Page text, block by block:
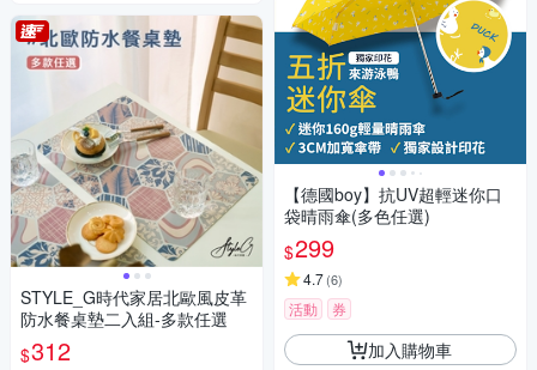
STYLE_G時代家居北歐風皮革
防水餐桌墊二入組-多款任選
$312
【德國boy】抗UV超輕迷你口
袋晴雨傘(多色任選)
$299
4.7(6)
活動 券
加入購物車